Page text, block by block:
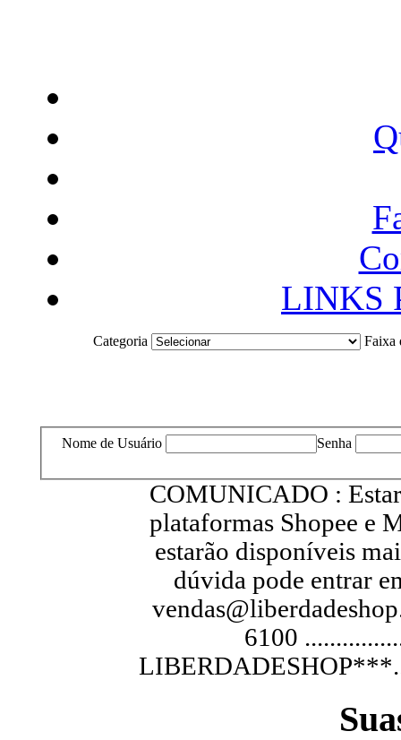
LINKS
Categoria Faixa
Nome de Usuário Senha
COMUNICADO :
plataformas Shopee e
estarão disponíveis
dúvida pode entrar
6100